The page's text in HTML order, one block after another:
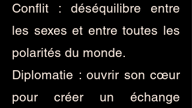
Conflit : déséquilibre entre
les sexes et entre toutes les
polarités du monde.
Diplomatie : ouvrir son cœur
pour créer un échange